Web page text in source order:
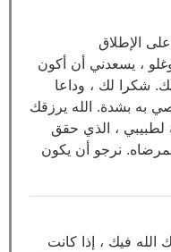
الإطلاق
، يسعدني أن أكون
شكرا لك ، وداعا
به بشدة. الله يرزقك
لطبيبي ، الذي حقق
نرجو أن يكون
الله فيك ، إذا كانت